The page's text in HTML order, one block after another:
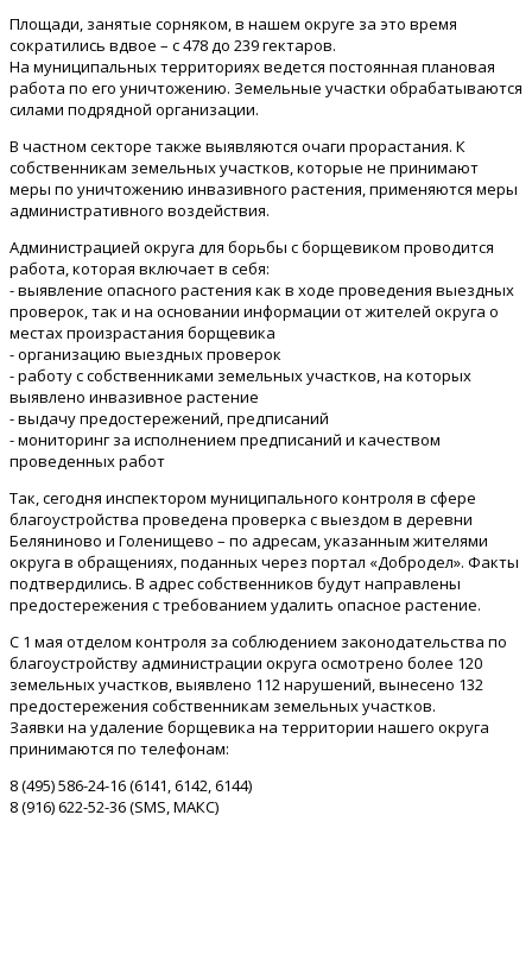
Площади, занятые сорняком, в нашем округе за это время
сократились вдвое – с 478 до 239 гектаров.
На муниципальных территориях ведется постоянная плановая
работа по его уничтожению. Земельные участки обрабатываются
силами подрядной организации.
В частном секторе также выявляются очаги прорастания. К
собственникам земельных участков, которые не принимают
меры по уничтожению инвазивного растения, применяются меры
административного воздействия.
Администрацией округа для борьбы с борщевиком проводится
работа, которая включает в себя:
- выявление опасного растения как в ходе проведения выездных
проверок, так и на основании информации от жителей округа о
местах произрастания борщевика
- организацию выездных проверок
- работу с собственниками земельных участков, на которых
выявлено инвазивное растение
- выдачу предостережений, предписаний
- мониторинг за исполнением предписаний и качеством
проведенных работ
Так, сегодня инспектором муниципального контроля в сфере
благоустройства проведена проверка с выездом в деревни
Беляниново и Голенищево – по адресам, указанным жителями
округа в обращениях, поданных через портал «Добродел». Факты
подтвердились. В адрес собственников будут направлены
предостережения с требованием удалить опасное растение.
С 1 мая отделом контроля за соблюдением законодательства по
благоустройству администрации округа осмотрено более 120
земельных участков, выявлено 112 нарушений, вынесено 132
предостережения собственникам земельных участков.
Заявки на удаление борщевика на территории нашего округа
принимаются по телефонам:
8 (495) 586-24-16 (6141, 6142, 6144)
8 (916) 622-52-36 (SMS, МАКС)